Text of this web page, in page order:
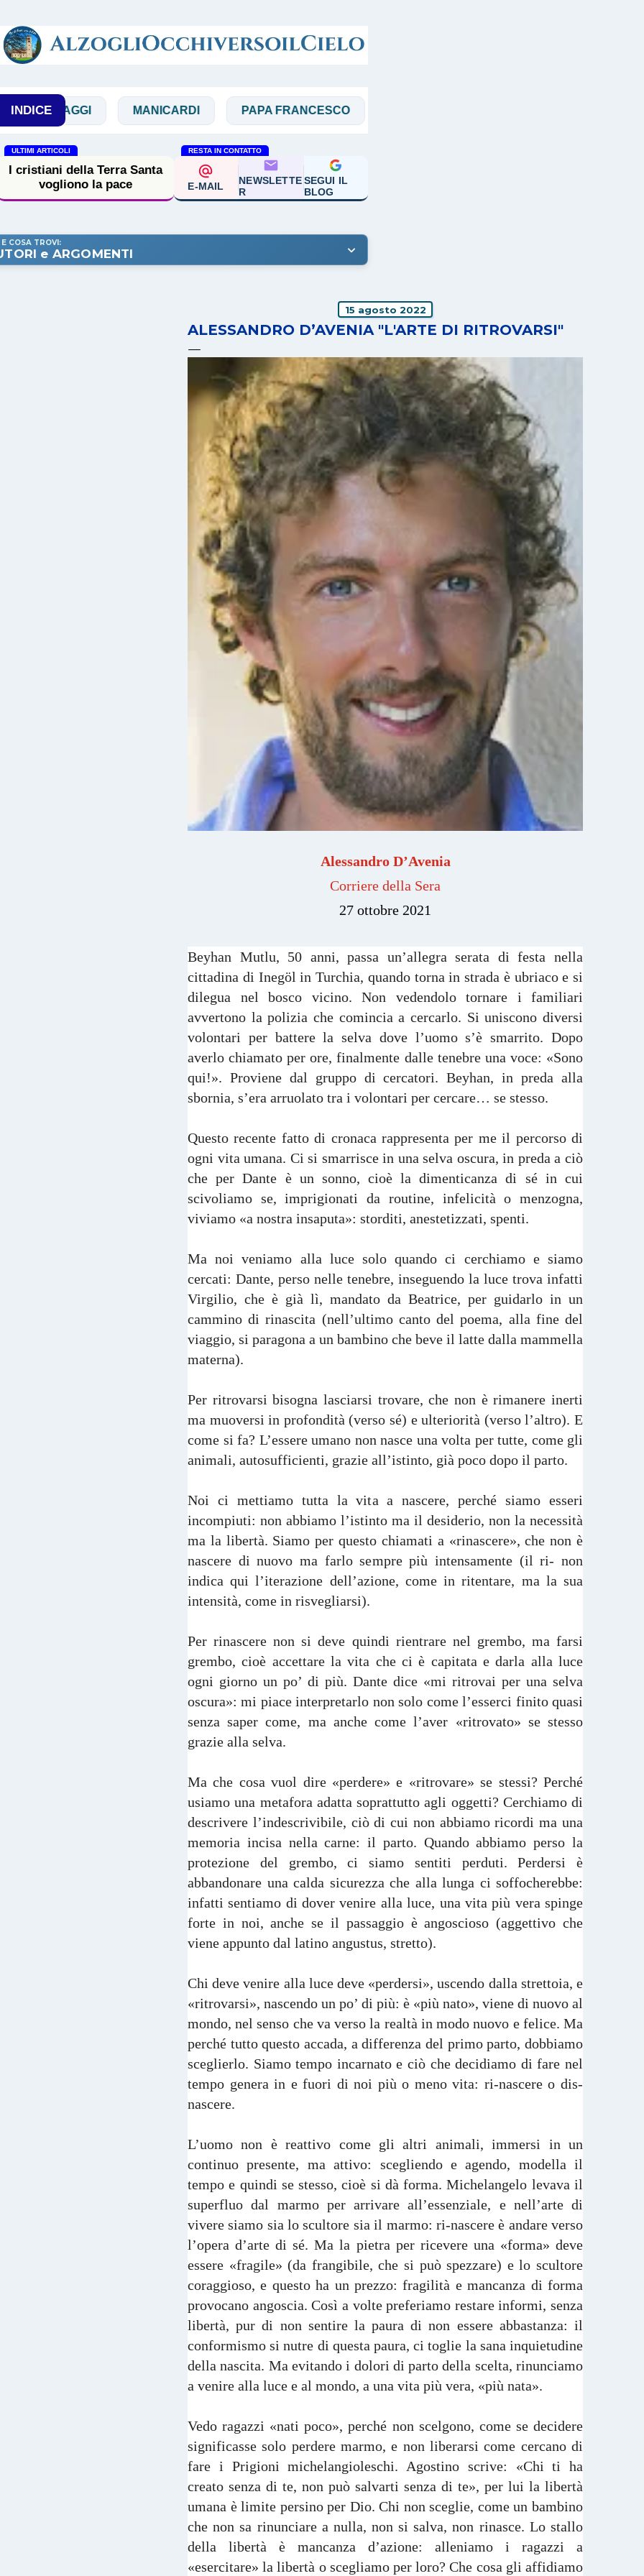
INDICE MANICARDI PAPA FRANCESCO PREGHIERE
ULTIMI ARTICOLI
I cristiani della Terra Santa
vogliono la pace
RESTA IN CONTATTO
E-MAIL
NEWSLETTE
R
SEGUI IL
BLOG
E COSA TROVI:
e ARGOMENTI
15 agosto 2022
ALESSANDRO D’AVENIA "L'ARTE DI RITROVARSI"
Alessandro D’Avenia
Corriere della Sera
27 ottobre 2021
Beyhan Mutlu, 50 anni, passa un’allegra serata di festa nella
cittadina di Inegöl in Turchia, quando torna in strada è ubriaco e si
dilegua nel bosco vicino. Non vedendolo tornare i familiari
avvertono la polizia che comincia a cercarlo. Si uniscono diversi
volontari per battere la selva dove l’uomo s’è smarrito. Dopo
averlo chiamato per ore, finalmente dalle tenebre una voce: «Sono
qui!». Proviene dal gruppo di cercatori. Beyhan, in preda alla
sbornia, s’era arruolato tra i volontari per cercare… se stesso.
Questo recente fatto di cronaca rappresenta per me il percorso di
ogni vita umana. Ci si smarrisce in una selva oscura, in preda a ciò
che per Dante è un sonno, cioè la dimenticanza di sé in cui
scivoliamo se, imprigionati da routine, infelicità o menzogna,
viviamo «a nostra insaputa»: storditi, anestetizzati, spenti.
Ma noi veniamo alla luce solo quando ci cerchiamo e siamo
cercati: Dante, perso nelle tenebre, inseguendo la luce trova infatti
Virgilio, che è già lì, mandato da Beatrice, per guidarlo in un
cammino di rinascita (nell’ultimo canto del poema, alla fine del
viaggio, si paragona a un bambino che beve il latte dalla mammella
materna).
Per ritrovarsi bisogna lasciarsi trovare, che non è rimanere inerti
ma muoversi in profondità (verso sé) e ulteriorità (verso l’altro). E
come si fa? L’essere umano non nasce una volta per tutte, come gli
animali, autosufficienti, grazie all’istinto, già poco dopo il parto.
Noi ci mettiamo tutta la vita a nascere, perché siamo esseri
incompiuti: non abbiamo l’istinto ma il desiderio, non la necessità
ma la libertà. Siamo per questo chiamati a «rinascere», che non è
nascere di nuovo ma farlo sempre più intensamente (il ri- non
indica qui l’iterazione dell’azione, come in ritentare, ma la sua
intensità, come in risvegliarsi).
Per rinascere non si deve quindi rientrare nel grembo, ma farsi
grembo, cioè accettare la vita che ci è capitata e darla alla luce
ogni giorno un po’ di più. Dante dice «mi ritrovai per una selva
oscura»: mi piace interpretarlo non solo come l’esserci finito quasi
senza saper come, ma anche come l’aver «ritrovato» se stesso
grazie alla selva.
Ma che cosa vuol dire «perdere» e «ritrovare» se stessi? Perché
usiamo una metafora adatta soprattutto agli oggetti? Cerchiamo di
descrivere l’indescrivibile, ciò di cui non abbiamo ricordi ma una
memoria incisa nella carne: il parto. Quando abbiamo perso la
protezione del grembo, ci siamo sentiti perduti. Perdersi è
abbandonare una calda sicurezza che alla lunga ci soffocherebbe:
infatti sentiamo di dover venire alla luce, una vita più vera spinge
forte in noi, anche se il passaggio è angoscioso (aggettivo che
viene appunto dal latino angustus, stretto).
Chi deve venire alla luce deve «perdersi», uscendo dalla strettoia, e
«ritrovarsi», nascendo un po’ di più: è «più nato», viene di nuovo al
mondo, nel senso che va verso la realtà in modo nuovo e felice. Ma
perché tutto questo accada, a differenza del primo parto, dobbiamo
sceglierlo. Siamo tempo incarnato e ciò che decidiamo di fare nel
tempo genera in e fuori di noi più o meno vita: ri-nascere o dis-
nascere.
L’uomo non è reattivo come gli altri animali, immersi in un
continuo presente, ma attivo: scegliendo e agendo, modella il
tempo e quindi se stesso, cioè si dà forma. Michelangelo levava il
superfluo dal marmo per arrivare all’essenziale, e nell’arte di
vivere siamo sia lo scultore sia il marmo: ri-nascere è andare verso
l’opera d’arte di sé. Ma la pietra per ricevere una «forma» deve
essere «fragile» (da frangibile, che si può spezzare) e lo scultore
coraggioso, e questo ha un prezzo: fragilità e mancanza di forma
provocano angoscia. Così a volte preferiamo restare informi, senza
libertà, pur di non sentire la paura di non essere abbastanza: il
conformismo si nutre di questa paura, ci toglie la sana inquietudine
della nascita. Ma evitando i dolori di parto della scelta, rinunciamo
a venire alla luce e al mondo, a una vita più vera, «più nata».
Vedo ragazzi «nati poco», perché non scelgono, come se decidere
significasse solo perdere marmo, e non liberarsi come cercano di
fare i Prigioni michelangioleschi. Agostino scrive: «Chi ti ha
creato senza di te, non può salvarti senza di te», per lui la libertà
umana è limite persino per Dio. Chi non sceglie, come un bambino
che non sa rinunciare a nulla, non si salva, non rinasce. Lo stallo
della libertà è mancanza d’azione: alleniamo i ragazzi a
«esercitare» la libertà o scegliamo per loro? Che cosa gli affidiamo